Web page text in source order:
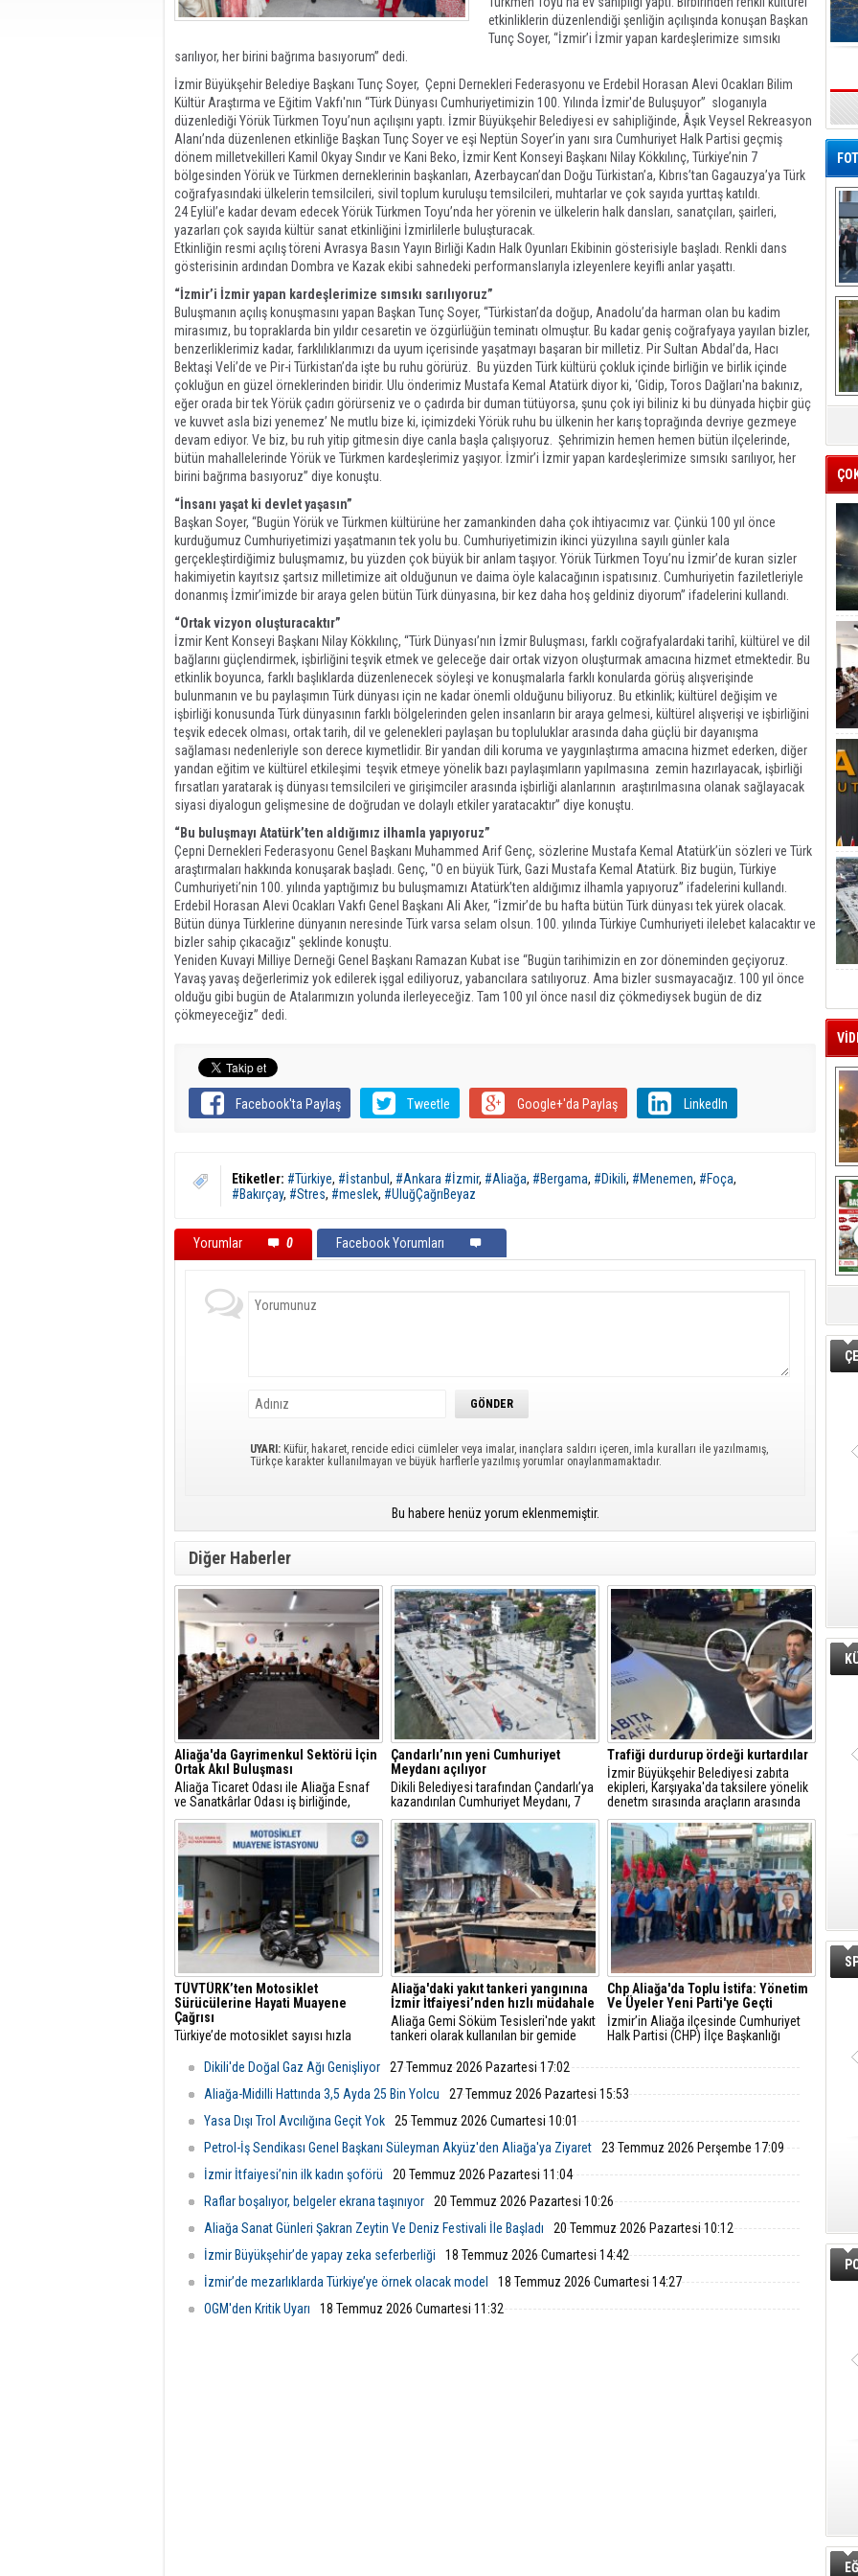
etkinliklerin düzenlendiği şenliğin açılışında konuşan Başkan
Tunç Soyer, “İzmir’i İzmir yapan kardeşlerimize sımsıkı
sarılıyor, her birini bağrıma basıyorum” dedi.
İzmir Büyükşehir Belediye Başkanı Tunç Soyer, Çepni Dernekleri Federasyonu ve Erdebil Horasan Alevi Ocakları Bilim
Kültür Araştırma ve Eğitim Vakfı'nın “Türk Dünyası Cumhuriyetimizin 100. Yılında İzmir'de Buluşuyor” sloganıyla
düzenlediği Yörük Türkmen Toyu’nun açılışını yaptı. İzmir Büyükşehir Belediyesi ev sahipliğinde, Âşık Veysel Rekreasyon
Alanı’nda düzenlenen etkinliğe Başkan Tunç Soyer ve eşi Neptün Soyer’in yanı sıra Cumhuriyet Halk Partisi geçmiş
dönem milletvekilleri Kamil Okyay Sındır ve Kani Beko, İzmir Kent Konseyi Başkanı Nilay Kökkılınç, Türkiye’nin 7
bölgesinden Yörük ve Türkmen derneklerinin başkanları, Azerbaycan’dan Doğu Türkistan’a, Kıbrıs’tan Gagauzya’ya Türk
coğrafyasındaki ülkelerin temsilcileri, sivil toplum kuruluşu temsilcileri, muhtarlar ve çok sayıda yurttaş katıldı.
24 Eylül’e kadar devam edecek Yörük Türkmen Toyu’nda her yörenin ve ülkelerin halk dansları, sanatçıları, şairleri,
yazarları çok sayıda kültür sanat etkinliğini İzmirlilerle buluşturacak.
Etkinliğin resmi açılış töreni Avrasya Basın Yayın Birliği Kadın Halk Oyunları Ekibinin gösterisiyle başladı. Renkli dans
gösterisinin ardından Dombra ve Kazak ekibi sahnedeki performanslarıyla izleyenlere keyifli anlar yaşattı.
“İzmir’i İzmir yapan kardeşlerimize sımsıkı sarılıyoruz”
Buluşmanın açılış konuşmasını yapan Başkan Tunç Soyer, “Türkistan’da doğup, Anadolu’da harman olan bu kadim
mirasımız, bu topraklarda bin yıldır cesaretin ve özgürlüğün teminatı olmuştur. Bu kadar geniş coğrafyaya yayılan bizler,
benzerliklerimiz kadar, farklılıklarımızı da uyum içerisinde yaşatmayı başaran bir milletiz. Pir Sultan Abdal’da, Hacı
Bektaşi Veli’de ve Pir-i Türkistan’da işte bu ruhu görürüz. Bu yüzden Türk kültürü çokluk içinde birliğin ve birlik içinde
çokluğun en güzel örneklerinden biridir. Ulu önderimiz Mustafa Kemal Atatürk diyor ki, ‘Gidip, Toros Dağları'na bakınız,
eğer orada bir tek Yörük çadırı görürseniz ve o çadırda bir duman tütüyorsa, şunu çok iyi biliniz ki bu dünyada hiçbir güç
ve kuvvet asla bizi yenemez’ Ne mutlu bize ki, içimizdeki Yörük ruhu bu ülkenin her karış toprağında devriye gezmeye
devam ediyor. Ve biz, bu ruh yitip gitmesin diye canla başla çalışıyoruz. Şehrimizin hemen hemen bütün ilçelerinde,
bütün mahallelerinde Yörük ve Türkmen kardeşlerimiz yaşıyor. İzmir’i İzmir yapan kardeşlerimize sımsıkı sarılıyor, her
birini bağrıma basıyoruz” diye konuştu.
“İnsanı yaşat ki devlet yaşasın”
Başkan Soyer, “Bugün Yörük ve Türkmen kültürüne her zamankinden daha çok ihtiyacımız var. Çünkü 100 yıl önce
kurduğumuz Cumhuriyetimizi yaşatmanın tek yolu bu. Cumhuriyetimizin ikinci yüzyılına sayılı günler kala
gerçekleştirdiğimiz buluşmamız, bu yüzden çok büyük bir anlam taşıyor. Yörük Türkmen Toyu’nu İzmir’de kuran sizler
hakimiyetin kayıtsız şartsız milletimize ait olduğunun ve daima öyle kalacağının ispatısınız. Cumhuriyetin faziletleriyle
donanmış İzmir’imizde bir araya gelen bütün Türk dünyasına, bir kez daha hoş geldiniz diyorum” ifadelerini kullandı.
“Ortak vizyon oluşturacaktır”
İzmir Kent Konseyi Başkanı Nilay Kökkılınç, “Türk Dünyası’nın İzmir Buluşması, farklı coğrafyalardaki tarihî, kültürel ve dil
bağlarını güçlendirmek, işbirliğini teşvik etmek ve geleceğe dair ortak vizyon oluşturmak amacına hizmet etmektedir. Bu
etkinlik boyunca, farklı başlıklarda düzenlenecek söyleşi ve konuşmalarla farklı konularda görüş alışverişinde
bulunmanın ve bu paylaşımın Türk dünyası için ne kadar önemli olduğunu biliyoruz. Bu etkinlik; kültürel değişim ve
işbirliği konusunda Türk dünyasının farklı bölgelerinden gelen insanların bir araya gelmesi, kültürel alışverişi ve işbirliğini
teşvik edecek olması, ortak tarih, dil ve gelenekleri paylaşan bu topluluklar arasında daha güçlü bir dayanışma
sağlaması nedenleriyle son derece kıymetlidir. Bir yandan dili koruma ve yaygınlaştırma amacına hizmet ederken, diğer
yandan eğitim ve kültürel etkileşimi teşvik etmeye yönelik bazı paylaşımların yapılmasına zemin hazırlayacak, işbirliği
fırsatları yaratarak iş dünyası temsilcileri ve girişimciler arasında işbirliği alanlarının araştırılmasına olanak sağlayacak
siyasi diyalogun gelişmesine de doğrudan ve dolaylı etkiler yaratacaktır” diye konuştu.
“Bu buluşmayı Atatürk’ten aldığımız ilhamla yapıyoruz”
Çepni Dernekleri Federasyonu Genel Başkanı Muhammed Arif Genç, sözlerine Mustafa Kemal Atatürk’ün sözleri ve Türk
araştırmaları hakkında konuşarak başladı. Genç, "O en büyük Türk, Gazi Mustafa Kemal Atatürk. Biz bugün, Türkiye
Cumhuriyeti’nin 100. yılında yaptığımız bu buluşmamızı Atatürk’ten aldığımız ilhamla yapıyoruz” ifadelerini kullandı.
Erdebil Horasan Alevi Ocakları Vakfı Genel Başkanı Ali Aker, “İzmir’de bu hafta bütün Türk dünyası tek yürek olacak.
Bütün dünya Türklerine dünyanın neresinde Türk varsa selam olsun. 100. yılında Türkiye Cumhuriyeti ilelebet kalacaktır ve
bizler sahip çıkacağız" şeklinde konuştu.
Yeniden Kuvayi Milliye Derneği Genel Başkanı Ramazan Kubat ise “Bugün tarihimizin en zor döneminden geçiyoruz.
Yavaş yavaş değerlerimiz yok edilerek işgal ediliyoruz, yabancılara satılıyoruz. Ama bizler susmayacağız. 100 yıl önce
olduğu gibi bugün de Atalarımızın yolunda ilerleyeceğiz. Tam 100 yıl önce nasıl diz çökmediysek bugün de diz
çökmeyeceğiz” dedi.
Facebook'ta Paylaş Tweetle Google+'da Paylaş LinkedIn
Etiketler: #Türkiye, #İstanbul , #Ankara #İzmir, #Aliağa, #Bergama, #Dikili, #Menemen, #Foça,
#Bakırçay, #Stres, #meslek, #UluğÇağrıBeyaz
Yorumlar 0 Facebook Yorumları
UYARI: Küfür, hakaret, rencide edici cümleler veya imalar, inançlara saldırı içeren, imla kuralları ile yazılmamış,
Türkçe karakter kullanılmayan ve büyük harflerle yazılmış yorumlar onaylanmamaktadır.
Bu habere henüz yorum eklenmemiştir.
Diğer Haberler
Aliağa'da Gayrimenkul Sektörü İçin
Ortak Akıl Buluşması
Aliağa Ticaret Odası ile Aliağa Esnaf
ve Sanatkârlar Odası iş birliğinde,
ilçede faaliyet gösteren gayrimenkul
danışmanlarıyla sektörel istişare
toplantısı gerçekleştirildi.
Çandarlı’nın yeni Cumhuriyet
Meydanı açılıyor
Dikili Belediyesi tarafından Çandarlı’ya
kazandırılan Cumhuriyet Meydanı, 7
Ağustos Cuma günü düzenlenecek
görkemli bir törenle hizmete açılıyor.
Trafiği durdurup ördeği kurtardılar
İzmir Büyükşehir Belediyesi zabıta
ekipleri, Karşıyaka'da taksilere yönelik
denetm sırasında araçların arasında
kalan yeşilbaşlı dişi ördeği fark ederek
trafiği durdurdu.
TÜVTÜRK’ten Motosiklet
Sürücülerine Hayati Muayene
Çağrısı
Türkiye’de motosiklet sayısı hızla
bu araçlarda düzenli teknik kontrollerin
önemi de giderek artıyor.
Aliağa'daki yakıt tankeri yangınına
İzmir İtfaiyesi’nden hızlı müdahale
Aliağa Gemi Söküm Tesisleri'nde yakıt
tankeri olarak kullanılan bir gemide
Belediyesi İtfaiye Dairesi Başkanlığı
ulaştı.
Chp Aliağa'da Toplu İstifa: Yönetim
Ve Üyeler Yeni Parti'ye Geçti
İzmir’in Aliağa ilçesinde Cumhuriyet
Halk Partisi (CHP) İlçe Başkanlığı
üyesi, düzenlenen basın toplantısıyla
istifa ettiklerini duyurarak Yeni Parti’ye
Dikili'de Doğal Gaz Ağı Genişliyor
27 Temmuz 2026 Pazartesi 17:02
Aliağa-Midilli Hattında 3,5 Ayda 25 Bin Yolcu
27 Temmuz 2026 Pazartesi 15:53
Yasa Dışı Trol Avcılığına Geçit Yok
25 Temmuz 2026 Cumartesi 10:01
Petrol-İş Sendikası Genel Başkanı Süleyman Akyüz'den Aliağa'ya Ziyaret
23 Temmuz 2026 Perşembe 17:09
İzmir İtfaiyesi’nin ilk kadın şoförü
20 Temmuz 2026 Pazartesi 11:04
Raflar boşalıyor, belgeler ekrana taşınıyor
20 Temmuz 2026 Pazartesi 10:26
Aliağa Sanat Günleri Şakran Zeytin Ve Deniz Festivali İle Başladı
20 Temmuz 2026 Pazartesi 10:12
İzmir Büyükşehir’de yapay zeka seferberliği
18 Temmuz 2026 Cumartesi 14:42
İzmir’de mezarlıklarda Türkiye’ye örnek olacak model
18 Temmuz 2026 Cumartesi 14:27
OGM'den Kritik Uyarı
18 Temmuz 2026 Cumartesi 11:32